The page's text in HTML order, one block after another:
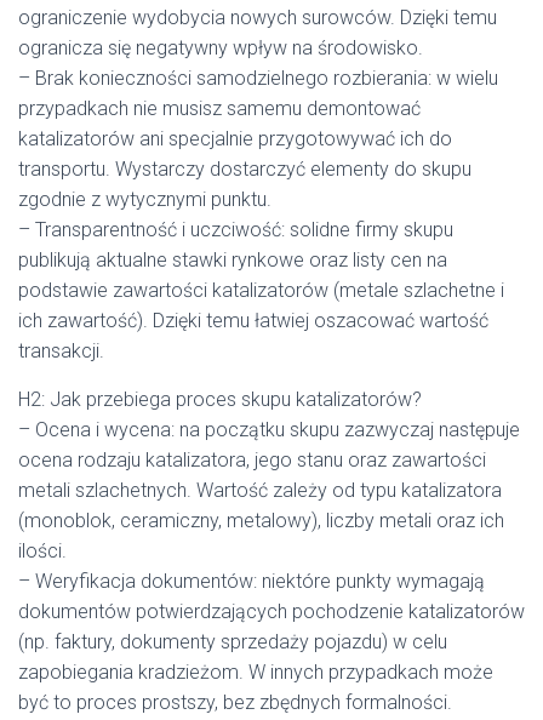
ograniczenie wydobycia nowych surowców. Dzięki temu
ogranicza się negatywny wpływ na środowisko.
– Brak konieczności samodzielnego rozbierania: w wielu
przypadkach nie musisz samemu demontować
katalizatorów ani specjalnie przygotowywać ich do
transportu. Wystarczy dostarczyć elementy do skupu
zgodnie z wytycznymi punktu.
– Transparentność i uczciwość: solidne firmy skupu
publikują aktualne stawki rynkowe oraz listy cen na
podstawie zawartości katalizatorów (metale szlachetne i
ich zawartość). Dzięki temu łatwiej oszacować wartość
transakcji.
H2: Jak przebiega proces skupu katalizatorów?
– Ocena i wycena: na początku skupu zazwyczaj następuje
ocena rodzaju katalizatora, jego stanu oraz zawartości
metali szlachetnych. Wartość zależy od typu katalizatora
(monoblok, ceramiczny, metalowy), liczby metali oraz ich
ilości.
– Weryfikacja dokumentów: niektóre punkty wymagają
dokumentów potwierdzających pochodzenie katalizatorów
(np. faktury, dokumenty sprzedaży pojazdu) w celu
zapobiegania kradzieżom. W innych przypadkach może
być to proces prostszy, bez zbędnych formalności.